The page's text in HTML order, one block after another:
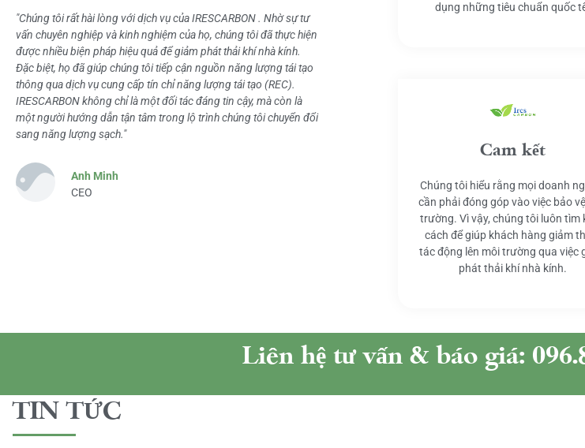
"Chúng tôi rất hài lòng với dịch vụ của IRESCARBON . Nhờ sự tư
vấn chuyên nghiệp và kinh nghiệm của họ, chúng tôi đã thực hiện
được nhiều biện pháp hiệu quả để giảm phát thải khí nhà kính.
Đặc biệt, họ đã giúp chúng tôi tiếp cận nguồn năng lượng tái tạo
thông qua dịch vụ cung cấp tín chỉ năng lượng tái tạo (REC).
IRESCARBON không chỉ là một đối tác đáng tin cậy, mà còn là
một người hướng dẫn tận tâm trong lộ trình chúng tôi chuyển đổi
sang năng lượng sạch."
Anh Minh
CEO
dụng những tiêu chuẩn quốc
Cam kết
Chúng tôi hiểu rằng mọi doanh
cần phải đóng góp vào việc bảo
trường. Vì vậy, chúng tôi luôn tìm
cách để giúp khách hàng giảm
tác động lên môi trường qua việc
phát thải khí nhà kính.
Liên hệ tư vấn & báo giá:
TIN TỨC